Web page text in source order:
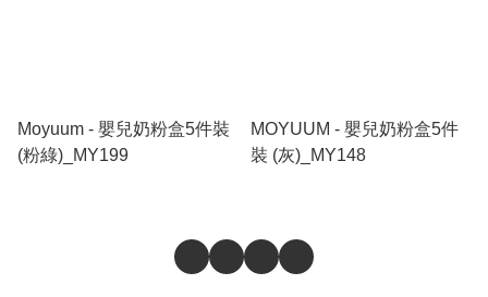
Moyuum - 嬰兒奶粉盒5件裝
(粉綠)_MY199
MOYUUM - 嬰兒奶粉盒5件
裝 (灰)_MY148